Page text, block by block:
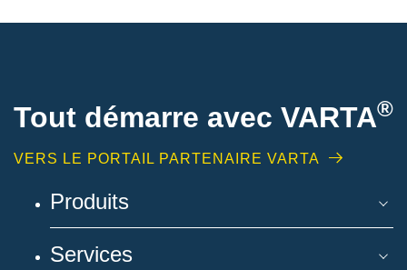
Tout démarre avec VARTA®
VERS LE PORTAIL PARTENAIRE VARTA
Produits
Services